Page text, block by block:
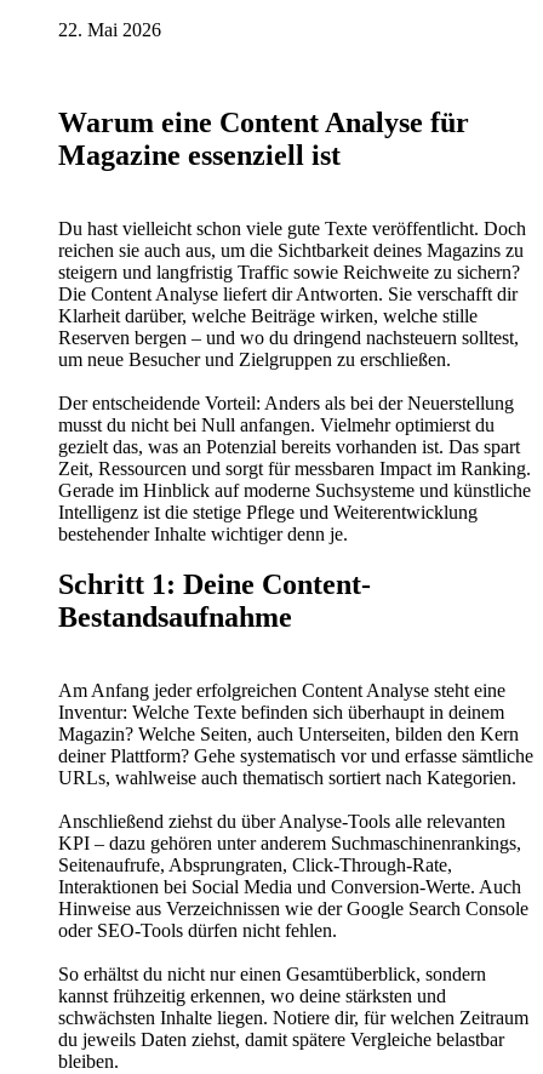
22. Mai 2026
Warum eine Content Analyse für
Magazine essenziell ist
Du hast vielleicht schon viele gute Texte veröffentlicht. Doch
reichen sie auch aus, um die Sichtbarkeit deines Magazins zu
steigern und langfristig Traffic sowie Reichweite zu sichern?
Die Content Analyse liefert dir Antworten. Sie verschafft dir
Klarheit darüber, welche Beiträge wirken, welche stille
Reserven bergen – und wo du dringend nachsteuern solltest,
um neue Besucher und Zielgruppen zu erschließen.
Der entscheidende Vorteil: Anders als bei der Neuerstellung
musst du nicht bei Null anfangen. Vielmehr optimierst du
gezielt das, was an Potenzial bereits vorhanden ist. Das spart
Zeit, Ressourcen und sorgt für messbaren Impact im Ranking.
Gerade im Hinblick auf moderne Suchsysteme und künstliche
Intelligenz ist die stetige Pflege und Weiterentwicklung
bestehender Inhalte wichtiger denn je.
Schritt 1: Deine Content-
Bestandsaufnahme
Am Anfang jeder erfolgreichen Content Analyse steht eine
Inventur: Welche Texte befinden sich überhaupt in deinem
Magazin? Welche Seiten, auch Unterseiten, bilden den Kern
deiner Plattform? Gehe systematisch vor und erfasse sämtliche
URLs, wahlweise auch thematisch sortiert nach Kategorien.
Anschließend ziehst du über Analyse-Tools alle relevanten
KPI – dazu gehören unter anderem Suchmaschinenrankings,
Seitenaufrufe, Absprungraten, Click-Through-Rate,
Interaktionen bei Social Media und Conversion-Werte. Auch
Hinweise aus Verzeichnissen wie der Google Search Console
oder SEO-Tools dürfen nicht fehlen.
So erhältst du nicht nur einen Gesamtüberblick, sondern
kannst frühzeitig erkennen, wo deine stärksten und
schwächsten Inhalte liegen. Notiere dir, für welchen Zeitraum
du jeweils Daten ziehst, damit spätere Vergleiche belastbar
bleiben.